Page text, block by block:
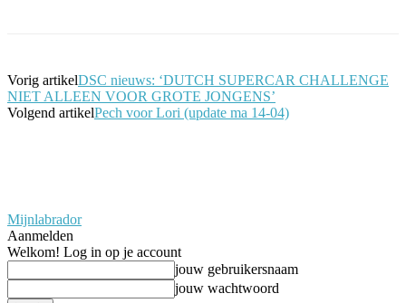
Vorig artikelDSC nieuws: ‘DUTCH SUPERCAR CHALLENGE
NIET ALLEEN VOOR GROTE JONGENS’
Volgend artikelPech voor Lori (update ma 14-04)
Mijnlabrador
Aanmelden
Welkom! Log in op je account
jouw gebruikersnaam
jouw wachtwoord